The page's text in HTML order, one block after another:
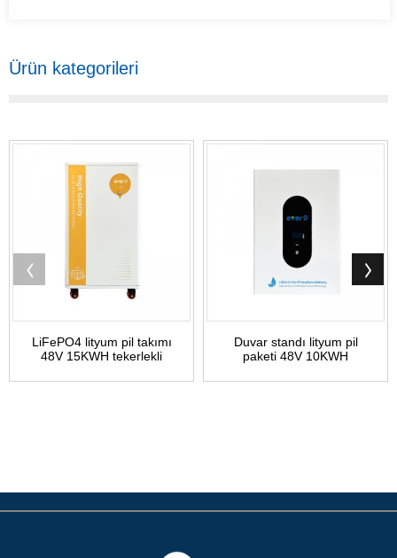
Ürün kategorileri
LiFePO4 lityum pil takımı
48V 15KWH tekerlekli
Duvar standı lityum pil
paketi 48V 10KWH